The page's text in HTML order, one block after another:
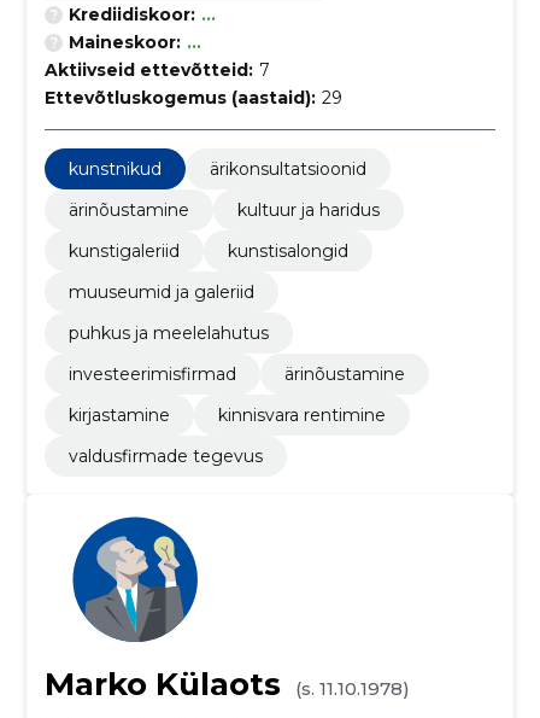
Krediidiskoor: ...
Maineskoor: ...
Aktiivseid ettevõtteid: 7
Ettevõtluskogemus (aastaid): 29
kunstnikud
ärikonsultatsioonid
ärinõustamine
kultuur ja haridus
kunstigaleriid
kunstisalongid
muuseumid ja galeriid
puhkus ja meelelahutus
investeerimisfirmad
ärinõustamine
kirjastamine
kinnisvara rentimine
valdusfirmade tegevus
Marko Külaots
(s. 11.10.1978)